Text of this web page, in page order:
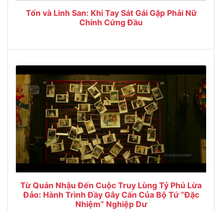
Tốn và Linh San: Khi Tay Sát Gái Gặp Phải Nữ
Chính Cứng Đầu
Từ Quán Nhậu Đến Cuộc Truy Lùng Tỷ Phú Lừa
Đảo: Hành Trình Đầy Gây Cấn Của Bộ Tứ “Đặc
Nhiệm” Nghiệp Dư